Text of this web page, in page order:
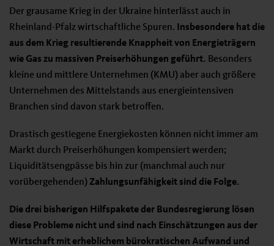
Der grausame Krieg in der Ukraine hinterlässt auch in
Rheinland-Pfalz wirtschaftliche Spuren.
Insbesondere hat die
aus dem Krieg resultierende Knappheit von Energieträgern
wie Gas zu massiven Preiserhöhungen geführt. Besonders
kleine und mittlere Unternehmen (KMU) aber auch größere
Unternehmen des Mittelstands aus energieintensiven
Branchen sind davon stark betroffen.
Drastisch gestiegene Energiekosten können nicht immer am
Markt durch Preiserhöhungen kompensiert werden;
Liquiditätsengpässe bis hin zur (manchmal auch nur
vorübergehenden) Zahlungsunfähigkeit sind die Folge.
Die drei bisherigen Hilfspakete der Bundesregierung lösen
diese Probleme nicht und sind nach Einschätzungen aus der
Wirtschaft mit erheblichem bürokratischen Aufwand und